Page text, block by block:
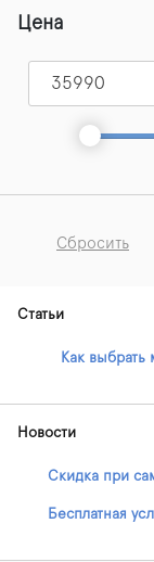
Цена
Сбросить
Статьи
Как выбрать
Новости
Скидка при
Бесплатная